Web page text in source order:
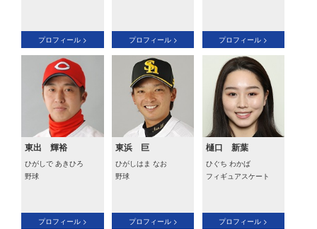
プロフィール > プロフィール > プロフィール >
東出 輝裕
ひがしで あきひろ
野球
プロフィール >
東浜 巨
ひがしはま なお
野球
プロフィール >
樋口 新葉
ひぐち わかば
フィギュアスケート
プロフィール >